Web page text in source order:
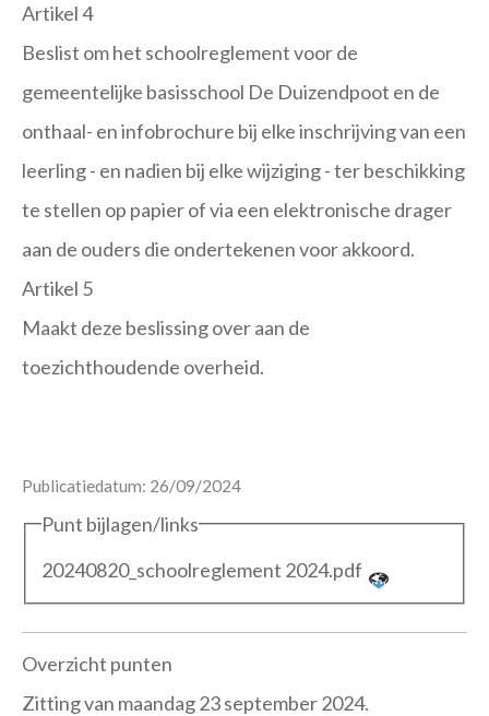
Artikel 4
Beslist om het schoolreglement voor de
gemeentelijke basisschool De Duizendpoot en de
onthaal- en infobrochure bij elke inschrijving van een
leerling - en nadien bij elke wijziging - ter beschikking
te stellen op papier of via een elektronische drager
aan de ouders die ondertekenen voor akkoord.
Artikel 5
Maakt deze beslissing over aan de
toezichthoudende overheid.
Publicatiedatum: 26/09/2024
Punt bijlagen/links
20240820_schoolreglement 2024.pdf
Overzicht punten
Zitting van maandag 23 september 2024.